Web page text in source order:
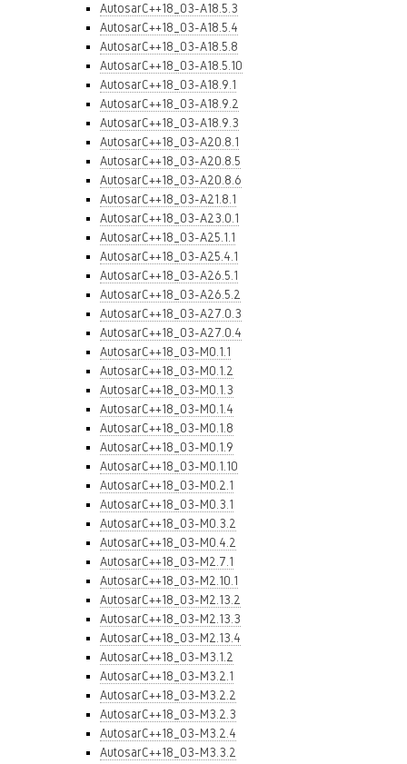
AutosarC++18_03-A18.5.3
AutosarC++18_03-A18.5.4
AutosarC++18_03-A18.5.8
AutosarC++18_03-A18.5.10
AutosarC++18_03-A18.9.1
AutosarC++18_03-A18.9.2
AutosarC++18_03-A18.9.3
AutosarC++18_03-A20.8.1
AutosarC++18_03-A20.8.5
AutosarC++18_03-A20.8.6
AutosarC++18_03-A21.8.1
AutosarC++18_03-A23.0.1
AutosarC++18_03-A25.1.1
AutosarC++18_03-A25.4.1
AutosarC++18_03-A26.5.1
AutosarC++18_03-A26.5.2
AutosarC++18_03-A27.0.3
AutosarC++18_03-A27.0.4
AutosarC++18_03-M0.1.1
AutosarC++18_03-M0.1.2
AutosarC++18_03-M0.1.3
AutosarC++18_03-M0.1.4
AutosarC++18_03-M0.1.8
AutosarC++18_03-M0.1.9
AutosarC++18_03-M0.1.10
AutosarC++18_03-M0.2.1
AutosarC++18_03-M0.3.1
AutosarC++18_03-M0.3.2
AutosarC++18_03-M0.4.2
AutosarC++18_03-M2.7.1
AutosarC++18_03-M2.10.1
AutosarC++18_03-M2.13.2
AutosarC++18_03-M2.13.3
AutosarC++18_03-M2.13.4
AutosarC++18_03-M3.1.2
AutosarC++18_03-M3.2.1
AutosarC++18_03-M3.2.2
AutosarC++18_03-M3.2.3
AutosarC++18_03-M3.2.4
AutosarC++18_03-M3.3.2